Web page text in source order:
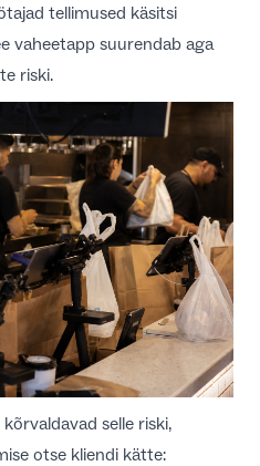
tellimused käsitsi
vaheetapp suurendab aga
riski.
selle riski,
otse kliendi kätte: